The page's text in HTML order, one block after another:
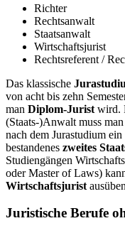
Richter
Rechtsanwalt
Staatsanwalt
Wirtschaftsjurist
Rechtsreferent /
Das klassische
von acht bis zehn
man Diplom-Jurist wird.
(Staats-)Anwalt muss man
nach dem Jurastudium
bestandenes zweites
Studiengängen
oder Master of Laws)
Wirtschaftsjurist
Juristische Berufe